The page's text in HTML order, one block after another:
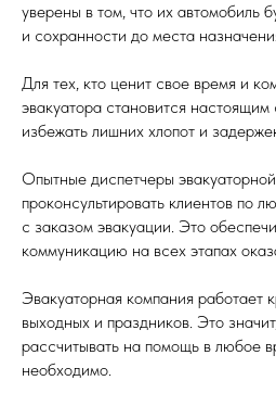
уверены в том, что их автомобиль
и сохранности до места
Для тех, кто ценит свое время и
эвакуатора становится
избежать лишних хлопот и
Опытные диспетчеры
проконсультировать клиентов по
с заказом эвакуации. Это
коммуникацию на всех этапах
Эвакуаторная компания работает
выходных и праздников. Это
рассчитывать на помощь в любое
необходимо.